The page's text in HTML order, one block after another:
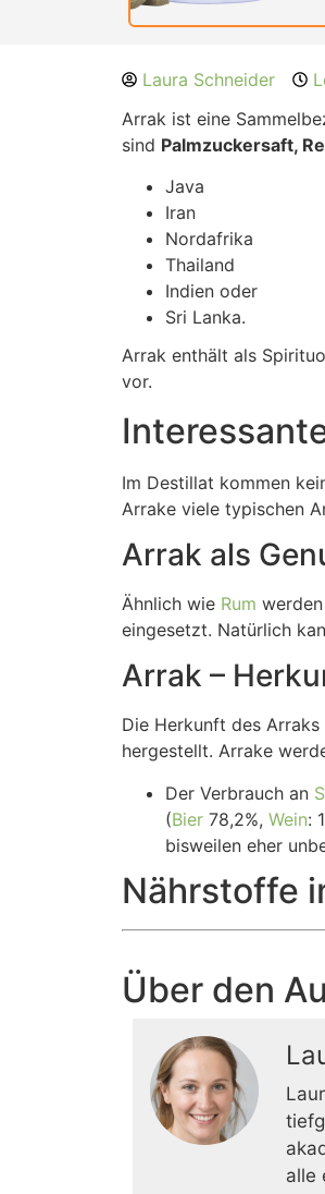
Laura Schneider
Arrak ist eine
sind Palmzuckersaft,
Java
Iran
Nordafrika
Thailand
Indien oder
Sri Lanka.
Arrak enthält als
vor.
Im Destillat kommen
Arrake viele typischen
Arrak als
Ähnlich wie Rum
eingesetzt. Natürlich
Arrak –
Die Herkunft des
hergestellt. Arrake
Der Verbrauch an
(Bier 78,2%, Wein:
bisweilen eher
Nährstoffe
Über den
alle